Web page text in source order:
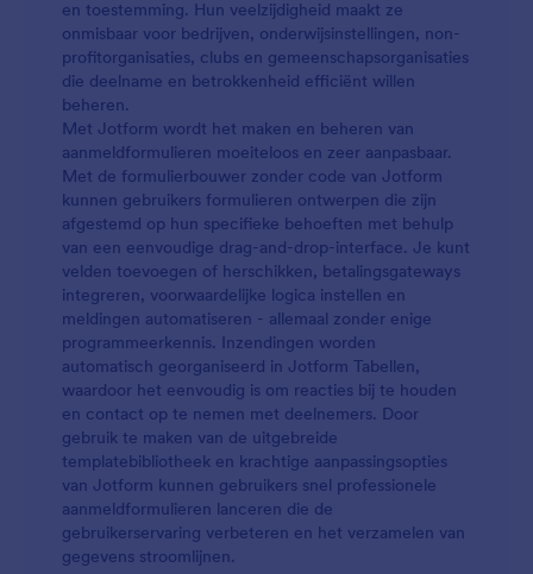
en toestemming. Hun veelzijdigheid maakt ze
onmisbaar voor bedrijven, onderwijsinstellingen, non-
profitorganisaties, clubs en gemeenschapsorganisaties
die deelname en betrokkenheid efficiënt willen
beheren.
Met Jotform wordt het maken en beheren van
aanmeldformulieren moeiteloos en zeer aanpasbaar.
Met de formulierbouwer zonder code van Jotform
kunnen gebruikers formulieren ontwerpen die zijn
afgestemd op hun specifieke behoeften met behulp
van een eenvoudige drag-and-drop-interface. Je kunt
velden toevoegen of herschikken, betalingsgateways
integreren, voorwaardelijke logica instellen en
meldingen automatiseren - allemaal zonder enige
programmeerkennis. Inzendingen worden
automatisch georganiseerd in Jotform Tabellen,
waardoor het eenvoudig is om reacties bij te houden
en contact op te nemen met deelnemers. Door
gebruik te maken van de uitgebreide
templatebibliotheek en krachtige aanpassingsopties
van Jotform kunnen gebruikers snel professionele
aanmeldformulieren lanceren die de
gebruikerservaring verbeteren en het verzamelen van
gegevens stroomlijnen.